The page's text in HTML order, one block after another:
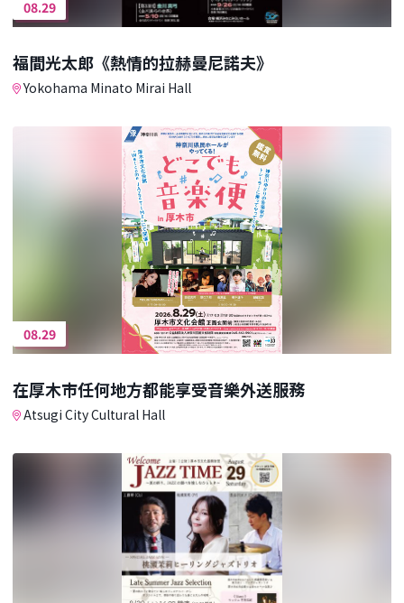
08.29
福間光太郎《熱情的拉赫曼尼諾夫》
Yokohama Minato Mirai Hall
08.29
在厚木市任何地方都能享受音樂外送服務
Atsugi City Cultural Hall